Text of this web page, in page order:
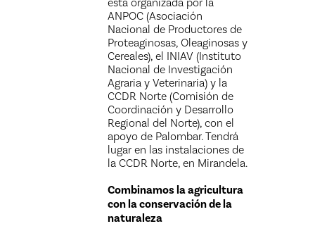
ANPOC (Asociación
Nacional de Productores de
Proteaginosas, Oleaginosas y
Cereales), el INIAV (Instituto
Nacional de Investigación
Agraria y Veterinaria) y la
CCDR Norte (Comisión de
Coordinación y Desarrollo
Regional del Norte), con el
apoyo de Palombar. Tendrá
lugar en las instalaciones de
la CCDR Norte, en Mirandela.
Combinamos la agricultura
con la conservación de la
naturaleza